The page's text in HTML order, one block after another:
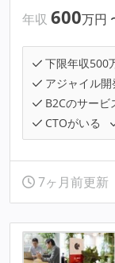
年収 600万円
下限年収500
アジャイル開
B2Cのサービ
CTOがいる
7ヶ月前更新